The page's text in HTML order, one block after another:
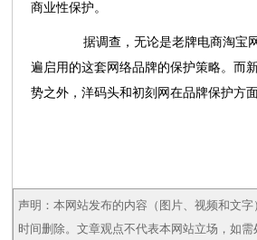
商业性保护。
据调查，无论是老牌电商淘宝网
遍启用的这套网络品牌的保护策略。而
势之外，洋码头和初刻网在品牌保护方
声明：本网站发布的内容（图片、视频和文
时间删除。文章观点不代表本网站立场，如